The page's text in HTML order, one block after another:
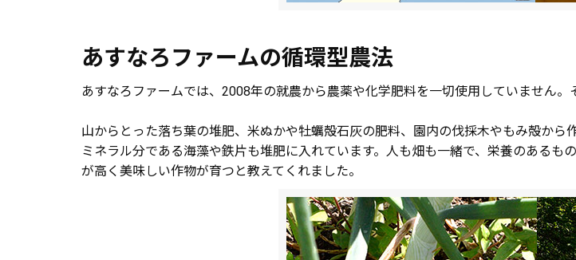
あすなろファームの循環型農法
あすなろファームでは、2008年の就農から農薬や化学肥料を一切使用していません。
山からとった落ち葉の堆肥、米ぬかや牡蠣殻石灰の肥料、園内の伐採木やもみ殻か
ミネラル分である海藻や鉄片も堆肥に入れています。人も畑も一緒で、栄養のある
が高く美味しい作物が育つと教えてくれました。